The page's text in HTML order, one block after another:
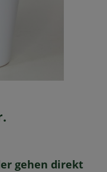
gehen direkt